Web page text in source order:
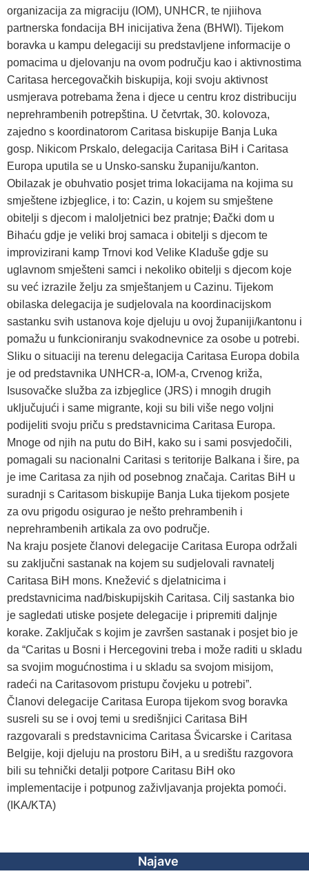
organizacija za migraciju (IOM), UNHCR, te njiihova
partnerska fondacija BH inicijativa žena (BHWI). Tijekom
boravka u kampu delegaciji su predstavljene informacije o
pomacima u djelovanju na ovom području kao i aktivnostima
Caritasa hercegovačkih biskupija, koji svoju aktivnost
usmjerava potrebama žena i djece u centru kroz distribuciju
neprehrambenih potrepština. U četvrtak, 30. kolovoza,
zajedno s koordinatorom Caritasa biskupije Banja Luka
gosp. Nikicom Prskalo, delegacija Caritasa BiH i Caritasa
Europa uputila se u Unsko-sansku županiju/kanton.
Obilazak je obuhvatio posjet trima lokacijama na kojima su
smještene izbjeglice, i to: Cazin, u kojem su smještene
obitelji s djecom i maloljetnici bez pratnje; Đački dom u
Bihaću gdje je veliki broj samaca i obitelji s djecom te
improvizirani kamp Trnovi kod Velike Kladuše gdje su
uglavnom smješteni samci i nekoliko obitelji s djecom koje
su već izrazile želju za smještanjem u Cazinu. Tijekom
obilaska delegacija je sudjelovala na koordinacijskom
sastanku svih ustanova koje djeluju u ovoj županiji/kantonu i
pomažu u funkcioniranju svakodnevnice za osobe u potrebi.
Sliku o situaciji na terenu delegacija Caritasa Europa dobila
je od predstavnika UNHCR-a, IOM-a, Crvenog križa,
Isusovačke služba za izbjeglice (JRS) i mnogih drugih
uključujući i same migrante, koji su bili više nego voljni
podijeliti svoju priču s predstavnicima Caritasa Europa.
Mnoge od njih na putu do BiH, kako su i sami posvjedočili,
pomagali su nacionalni Caritasi s teritorije Balkana i šire, pa
je ime Caritasa za njih od posebnog značaja. Caritas BiH u
suradnji s Caritasom biskupije Banja Luka tijekom posjete
za ovu prigodu osigurao je nešto prehrambenih i
neprehrambenih artikala za ovo područje.
Na kraju posjete članovi delegacije Caritasa Europa održali
su zaključni sastanak na kojem su sudjelovali ravnatelj
Caritasa BiH mons. Knežević s djelatnicima i
predstavnicima nad/biskupijskih Caritasa. Cilj sastanka bio
je sagledati utiske posjete delegacije i pripremiti daljnje
korake. Zaključak s kojim je završen sastanak i posjet bio je
da “Caritas u Bosni i Hercegovini treba i može raditi u skladu
sa svojim mogućnostima i u skladu sa svojom misijom,
radeći na Caritasovom pristupu čovjeku u potrebi”.
Članovi delegacije Caritasa Europa tijekom svog boravka
susreli su se i ovoj temi u središnjici Caritasa BiH
razgovarali s predstavnicima Caritasa Švicarske i Caritasa
Belgije, koji djeluju na prostoru BiH, a u središtu razgovora
bili su tehnički detalji potpore Caritasu BiH oko
implementacije i potpunog zaživljavanja projekta pomoći.
(IKA/KTA)
Najave